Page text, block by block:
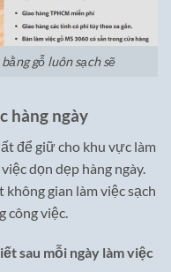
gỗ luôn sạch sẽ
hàng ngày
để giữ cho khu vực làm
dọn dẹp hàng ngày.
gian làm việc sạch
công việc.
sau mỗi ngày làm việc